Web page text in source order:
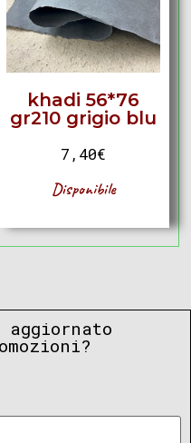
khadi 56*76
gr210 grigio blu
7,40€
Disponibile
aggiornato